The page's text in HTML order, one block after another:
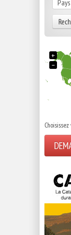
+
−